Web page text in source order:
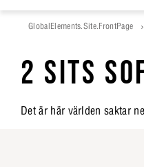
GlobalElements.Site.FrontPage
2 SITS
Det är här världen saktar